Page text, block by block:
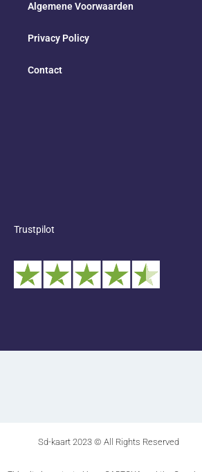
Algemene Voorwaarden
Privacy Policy
Contact
Trustpilot
Sd-kaart 2023 © All Rights Reserved